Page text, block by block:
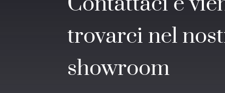
trovarci nel
showroom